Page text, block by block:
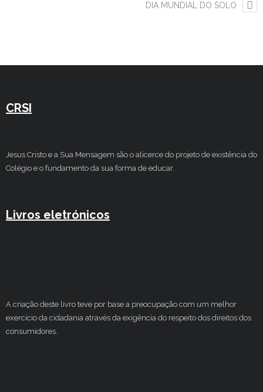
DIA MUNDIAL DO SOLO
CRSI
Jesus Cristo e a Sua Mensagem são o alicerce do projeto de existência do
Colégio e o fundamento da sua forma de educar.
Livros eletrónicos
A criação deste livro teve por base a preocupação com um melhor
exercício da cidadania através da exigência do respeito dos direitos dos
consumidores.